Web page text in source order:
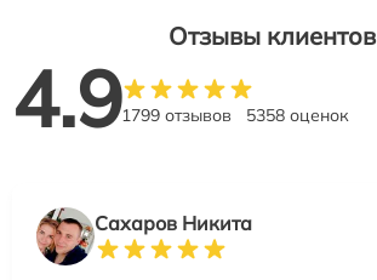
Отзывы клиентов
4.91799 отзывов 5358 оценок
Сахаров Никита